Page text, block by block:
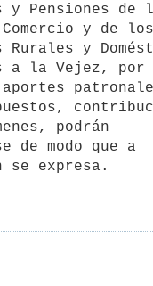
y Pensiones de
y de
Rurales y
a la Vejez, por
aportes
podrán
de modo que a
se expresa.